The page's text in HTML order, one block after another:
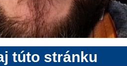
túto stránku